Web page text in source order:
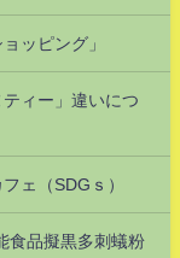
ッピング」
ィー」違いにつ
ェ（SDGｓ）
食品擬黒多刺蟻粉